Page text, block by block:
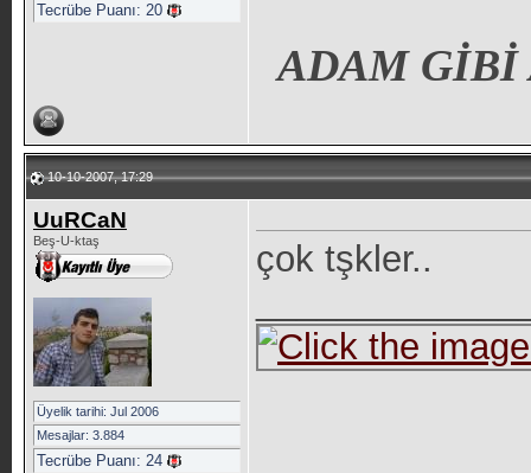
Tecrübe Puanı: 20
ADAM GİBİ
10-10-2007, 17:29
UuRCaN
Beş-U-ktaş
Üyelik tarihi: Jul 2006
Mesajlar: 3.884
Tecrübe Puanı: 24
çok tşkler..